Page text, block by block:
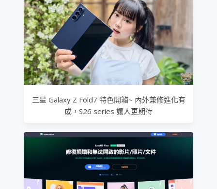
三星 Galaxy Z Fold7 特色開箱~ 內外兼修進化有
成，S26 series 讓人更期待